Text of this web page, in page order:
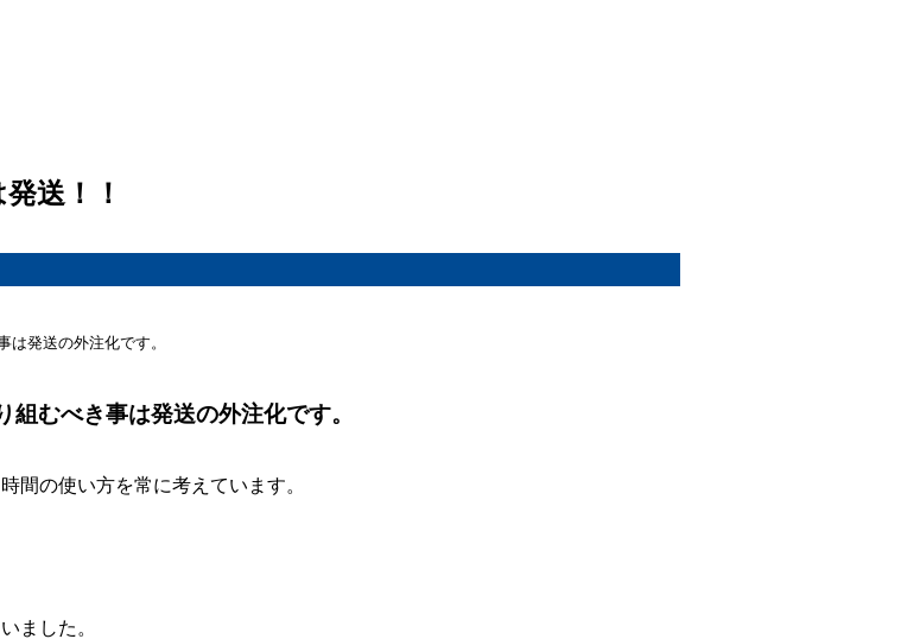
送！！
発送の外注化です。
むべき事は発送の外注化です。
間の使い方を常に考えています。
ました。